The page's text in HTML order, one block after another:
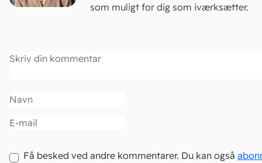
som muligt for dig som iværksætter.
Kommentar
Navn
Email
Få besked ved andre kommentarer. Du kan også